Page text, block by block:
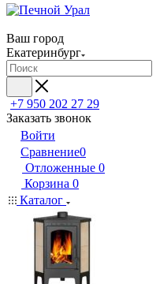
Ваш город
Екатеринбург
+7 950 202 27 29
Заказать звонок
Войти
Сравнение0
Отложенные 0
Корзина 0
Каталог